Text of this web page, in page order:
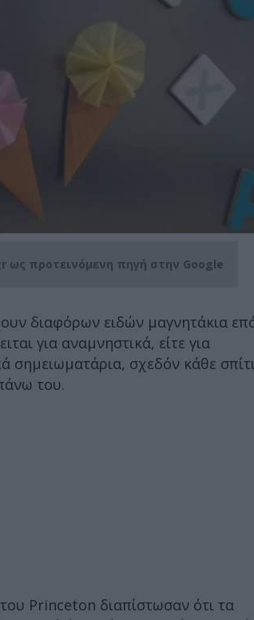
ως προτεινόμενη πηγή στην Google
διαφόρων ειδών μαγνητάκια
για αναμνηστικά, είτε για
σημειωματάρια, σχεδόν κάθε
του.
Princeton διαπίστωσαν ότι τα